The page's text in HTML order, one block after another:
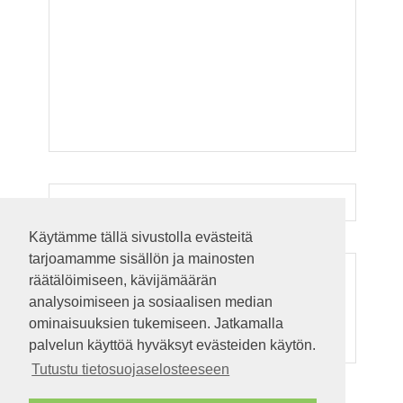
Käytämme tällä sivustolla evästeitä
tarjoamamme sisällön ja mainosten
räätälöimiseen, kävijämäärän
analysoimiseen ja sosiaalisen median
ominaisuuksien tukemiseen. Jatkamalla
palvelun käyttöä hyväksyt evästeiden käytön.
Tutustu tietosuojaselosteeseen
ADS